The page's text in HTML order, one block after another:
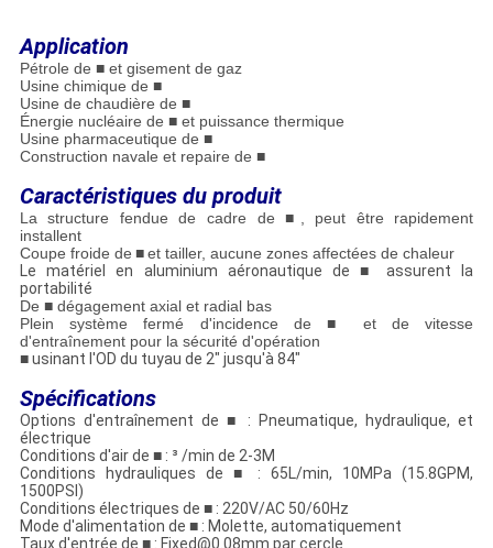
Application
Pétrole de ■ et gisement de gaz
Usine chimique de ■
Usine de chaudière de ■
Énergie nucléaire de ■ et puissance thermique
Usine pharmaceutique de ■
Construction navale et repaire de ■
Caractéristiques du produit
La structure fendue de cadre de ■, peut être rapidement
installent
Coupe froide de ■et tailler, aucune zones affectées de chaleur
Le matériel en aluminium aéronautique de■
assurent la
portabilité
De ■ dégagement axial et radial bas
Plein système fermé d'incidence de ■ et de vitesse
d'entraînement pour la sécurité d'opération
■usinant l'OD du tuyau de 2" jusqu'à 84"
Spécifications
Options d'entraînement de ■
: Pneumatique, hydraulique, et
électrique
Conditions d'air de ■: ³ /min de 2-3M
Conditions hydrauliques de ■
: 65L/min, 10MPa (15.8GPM,
1500PSI)
Conditions électriques de ■: 220V/AC 50/60Hz
Mode d'alimentation de ■: Molette, automatiquement
Taux d'entrée de ■: Fixed@0.08mm par cercle